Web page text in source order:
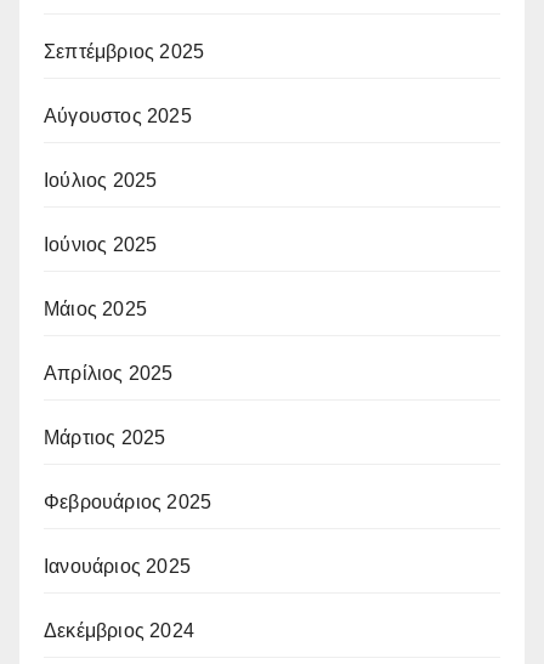
Σεπτέμβριος 2025
Αύγουστος 2025
Ιούλιος 2025
Ιούνιος 2025
Μάιος 2025
Απρίλιος 2025
Μάρτιος 2025
Φεβρουάριος 2025
Ιανουάριος 2025
Δεκέμβριος 2024